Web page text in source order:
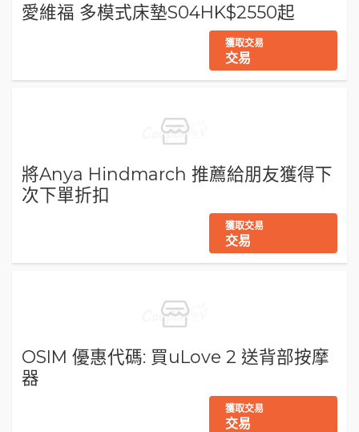
愛維福 多模式床墊S04HK$2550起
獲取交易
交易
將Anya Hindmarch 推薦給朋友獲得下
次下單折扣
獲取交易
交易
OSIM 優惠代碼: 買uLove 2 送背部按摩
器
獲取交易
交易